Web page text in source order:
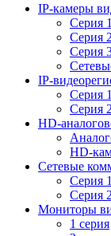
IP-камеры
Серия 1
Серия 2
Серия
IP-
Серия 1
Серия 2
HD-
HD-
Сетевые
Серия 1
Серия 2
Мониторы
1 серия